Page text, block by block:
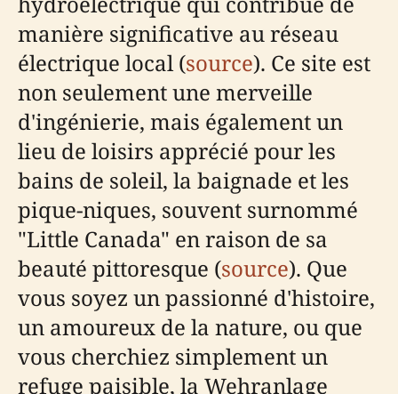
manière significative au réseau
électrique local (source). Ce site est
non seulement une merveille
d'ingénierie, mais également un
lieu de loisirs apprécié pour les
bains de soleil, la baignade et les
pique-niques, souvent surnommé
"Little Canada" en raison de sa
beauté pittoresque (source). Que
vous soyez un passionné d'histoire,
un amoureux de la nature, ou que
vous cherchiez simplement un
refuge paisible, la Wehranlage